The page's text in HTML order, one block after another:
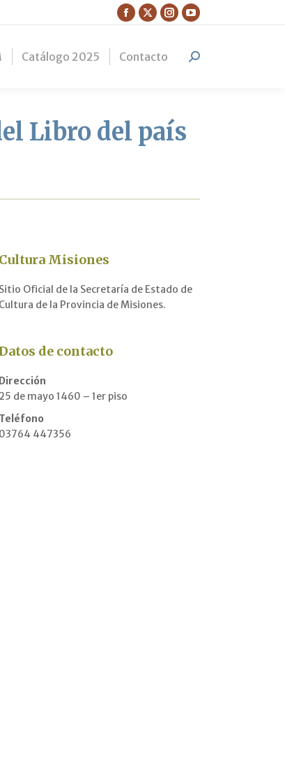
Facebook
opens
X
opens
Instagram
opens
YouTube
opens
Catálogo 2025 Contacto Search:
Libro del país
Cultura Misiones
Sitio Oficial de la Secretaría de Estado de
Cultura de la Provincia de Misiones.
de contacto
Dirección
25 de mayo 1460 – 1er piso
Teléfono
03764 447356